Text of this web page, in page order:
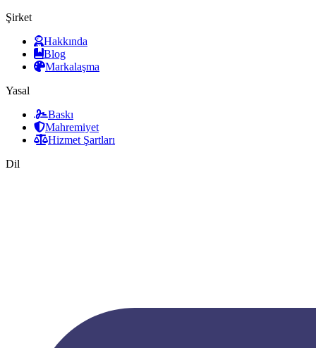
Şirket
Hakkında
Blog
Markalaşma
Yasal
Baskı
Mahremiyet
Hizmet Şartları
Dil